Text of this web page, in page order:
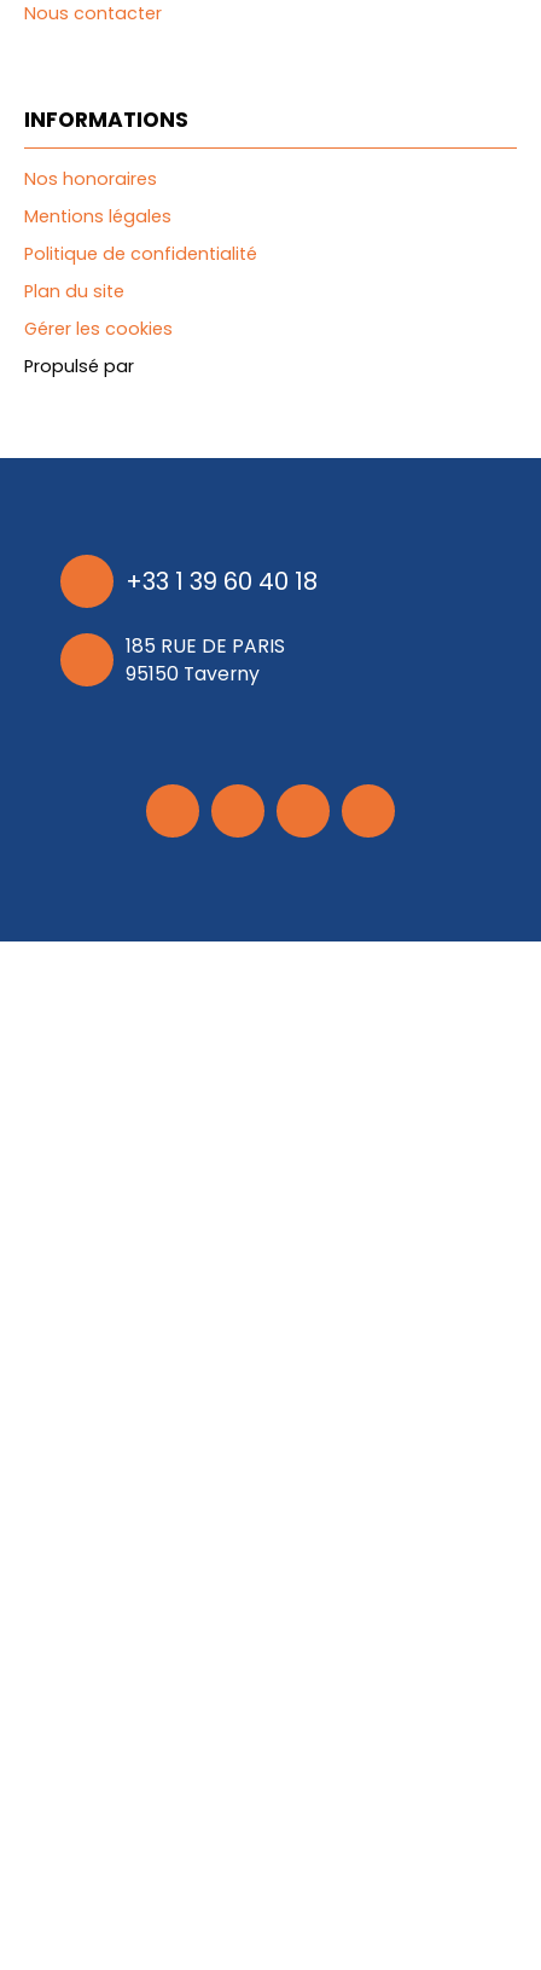
Nous contacter
INFORMATIONS
Nos honoraires
Mentions légales
Politique de confidentialité
Plan du site
Gérer les cookies
Propulsé par
+33 1 39 60 40 18
185 RUE DE PARIS
95150 Taverny